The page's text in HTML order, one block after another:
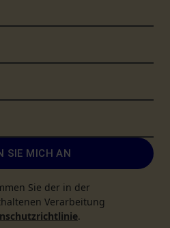
SIE MICH AN
Sie der in der
Verarbeitung
.